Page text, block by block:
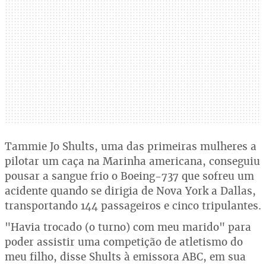
Tammie Jo Shults, uma das primeiras mulheres a
pilotar um caça na Marinha americana, conseguiu
pousar a sangue frio o Boeing-737 que sofreu um
acidente quando se dirigia de Nova York a Dallas,
transportando 144 passageiros e cinco tripulantes.
"Havia trocado (o turno) com meu marido" para
poder assistir uma competição de atletismo do
meu filho, disse Shults à emissora ABC, em sua